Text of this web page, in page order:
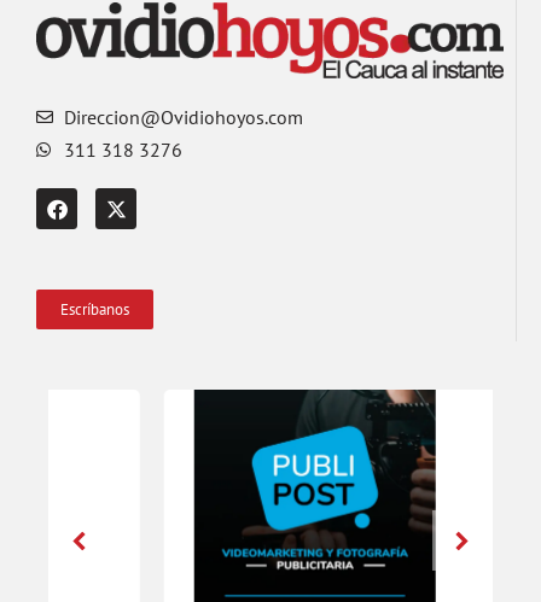
Direccion@Ovidiohoyos.com
311 318 3276
Escríbanos